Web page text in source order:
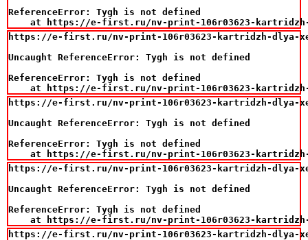
ReferenceError: Tygh is not defined
at https://e-first.ru/nv-print-106r03623-
https://e-first.ru/nv-print-106r03623-kartridzh-dlya-
Uncaught ReferenceError: Tygh is not defined
ReferenceError: Tygh is not defined
at https://e-first.ru/nv-print-106r03623-
https://e-first.ru/nv-print-106r03623-kartridzh-dlya-
Uncaught ReferenceError: Tygh is not defined
ReferenceError: Tygh is not defined
at https://e-first.ru/nv-print-106r03623-
https://e-first.ru/nv-print-106r03623-kartridzh-dlya-
Uncaught ReferenceError: Tygh is not defined
ReferenceError: Tygh is not defined
at https://e-first.ru/nv-print-106r03623-
https://e-first.ru/nv-print-106r03623-kartridzh-dlya-